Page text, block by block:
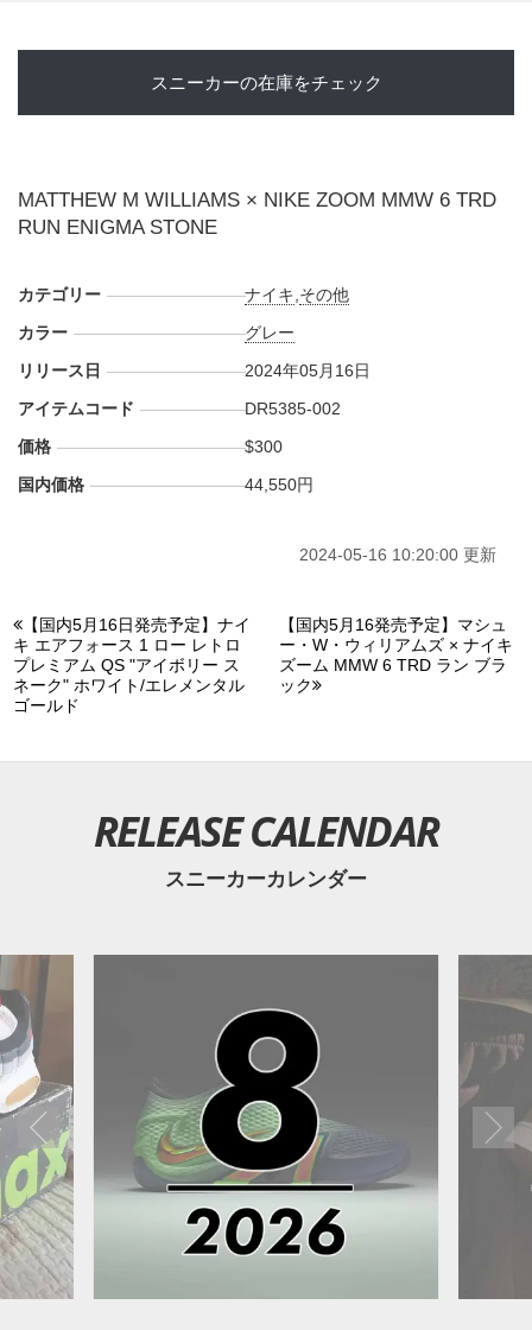
スニーカーの在庫をチェック
MATTHEW M WILLIAMS × NIKE ZOOM MMW 6 TRD
RUN ENIGMA STONE
カテゴリー ナイキ その他
カラー
グレー
リリース日
2024年05月16日
アイテムコード
DR5385-002
価格
$300
国内価格
44,550円
2024-05-16 10:20:00 更新
【国内5月16日発売予定】ナイ
キ エアフォース 1 ロー レトロ
プレミアム QS "アイボリー ス
ネーク" ホワイト/エレメンタル
ゴールド
【国内5月16発売予定】マシュ
ー・W・ウィリアムズ × ナイキ
ズーム MMW 6 TRD ラン ブラ
ック
RELEASE CALENDAR
スニーカーカレンダー